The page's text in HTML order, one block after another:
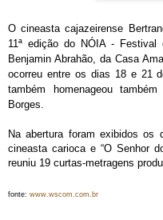
O cineasta cajazeirense
11ª edição do NÓIA - Festival
Benjamin Abrahão, da Casa
ocorreu entre os dias 18 e 21
também homenageou
Borges.
Na abertura foram exibidos os
cineasta carioca e “O Senhor
reuniu 19 curtas-metragens
fonte: www.wscom.com.br